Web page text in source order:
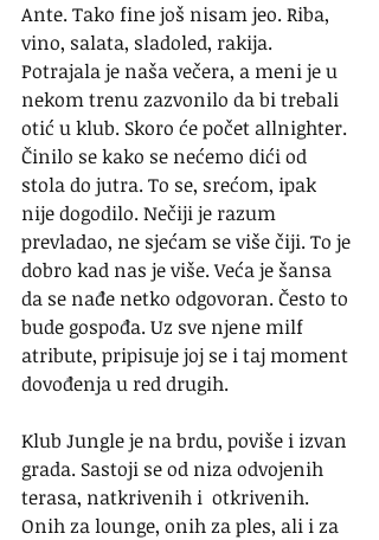
Ante. Tako fine još nisam jeo. Riba,
vino, salata, sladoled, rakija.
Potrajala je naša večera, a meni je u
nekom trenu zazvonilo da bi trebali
otić u klub. Skoro će počet allnighter.
Činilo se kako se nećemo dići od
stola do jutra. To se, srećom, ipak
nije dogodilo. Nečiji je razum
prevladao, ne sjećam se više čiji. To je
dobro kad nas je više. Veća je šansa
da se nađe netko odgovoran. Često to
bude gospođa. Uz sve njene milf
atribute, pripisuje joj se i taj moment
dovođenja u red drugih.
Klub Jungle je na brdu, poviše i izvan
grada. Sastoji se od niza odvojenih
terasa, natkrivenih i  otkrivenih.
Onih za lounge, onih za ples, ali i za